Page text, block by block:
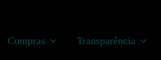
Compras Transparência